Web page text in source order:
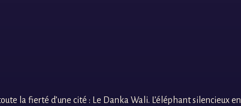
la fierté d’une cité : Le Danka Wali. L’éléphant silencieux